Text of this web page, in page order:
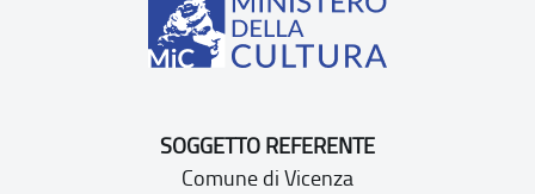
SOGGETTO REFERENTE
Comune di Vicenza